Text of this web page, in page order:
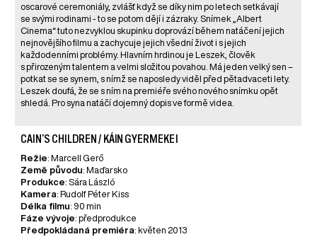
oscarové ceremoniály, zvlášť když se díky nim po letech setkávají
se svými rodinami - to se potom dějí i zázraky. Snímek „Albert
Cinema“ tuto nezvyklou skupinku doprovází během natáčení jejich
nejnovějšího filmu a zachycuje jejich všední život i s jejich
každodenními problémy. Hlavním hrdinou je Leszek, člověk
s přirozeným talentem a velmi složitou povahou. Má jeden velký sen –
potkat se se synem, s nímž se naposledy viděl před pětadvaceti lety.
Leszek doufá, že se s ním na premiéře svého nového snímku opět
shledá. Pro syna natáčí dojemný dopis ve formě videa.
CAIN'S CHILDREN / KÁIN GYERMEKEI
Režie: Marcell Gerő
Země původu: Maďarsko
Produkce: Sára László
Kamera: Rudolf Péter Kiss
Délka filmu: 90 min
Fáze vývoje: předprodukce
Předpokládaná premiéra: květen 2013